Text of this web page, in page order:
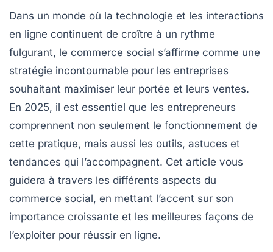
Dans un monde où la technologie et les interactions
en ligne continuent de croître à un rythme
fulgurant, le commerce social s’affirme comme une
stratégie incontournable pour les entreprises
souhaitant maximiser leur portée et leurs ventes.
En 2025, il est essentiel que les entrepreneurs
comprennent non seulement le fonctionnement de
cette pratique, mais aussi les outils, astuces et
tendances qui l’accompagnent. Cet article vous
guidera à travers les différents aspects du
commerce social, en mettant l’accent sur son
importance croissante et les meilleures façons de
l’exploiter pour réussir en ligne.